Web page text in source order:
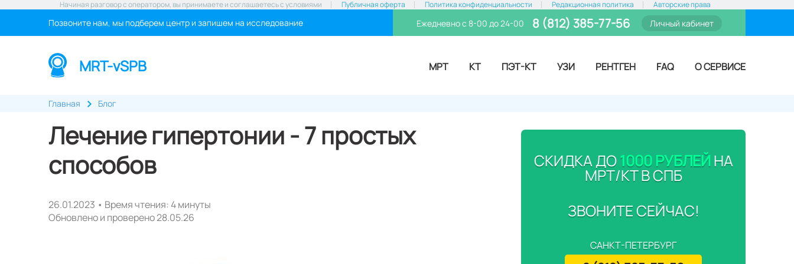
Начиная разговор с оператором, вы принимаете и соглашаетесь с условиями Публичная оферта Политика конфиденциальности Редакционная политика Авторские права
Позвоните нам, мы подберем центр и запишем на исследование Ежедневно с 8-00 до 24-00 8 (812) 385-77-56 Личный кабинет
MRT-vSPB МРТ КТ ПЭТ-КТ УЗИ РЕНТГЕН FAQ О СЕРВИСЕ
Главная Блог
Лечение гипертонии - 7 простых
способов
26.01.2023 • Время чтения: 4 минуты
Обновлено и проверено 28.05.26
СКИДКА ДО1000 РУБЛЕЙНА
МРТ/КТ В СПБ
ЗВОНИТЕ СЕЙЧАС!
САНКТ-ПЕТЕРБУРГ